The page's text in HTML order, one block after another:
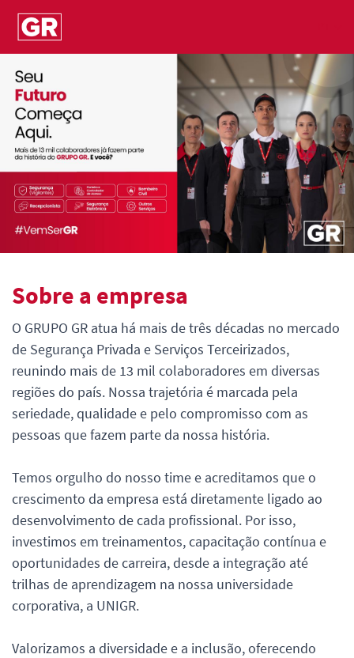
Sobre a empresa
O GRUPO GR atua há mais de três décadas no mercado
de Segurança Privada e Serviços Terceirizados,
reunindo mais de 13 mil colaboradores em diversas
regiões do país. Nossa trajetória é marcada pela
seriedade, qualidade e pelo compromisso com as
pessoas que fazem parte da nossa história.
Temos orgulho do nosso time e acreditamos que o
crescimento da empresa está diretamente ligado ao
desenvolvimento de cada profissional. Por isso,
investimos em treinamentos, capacitação contínua e
oportunidades de carreira, desde a integração até
trilhas de aprendizagem na nossa universidade
corporativa, a UNIGR.
Valorizamos a diversidade e a inclusão, oferecendo